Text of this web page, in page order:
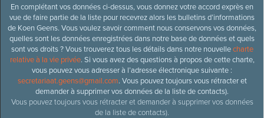
En complétant vos données ci-dessus, vous donnez votre accord exprès en
vue de faire partie de la liste pour recevrez alors les bulletins d’informations
de Koen Geens. Vous voulez savoir comment nous conservons vos données,
quelles sont les données enregistrées dans notre base de données et quels
sont vos droits ? Vous trouverez tous les détails dans notre nouvellecharte
relative à la vie privée. Si vous avez des questions à propos de cette charte,
vous pouvez vous adresser à l’adresse électronique suivante :
secretariaat.geens@gmail.com. Vous pouvez toujours vous rétracter et
demander à supprimer vos données de la liste de contacts).
Vous pouvez toujours vous rétracter et demander à supprimer vos données
de la liste de contacts).